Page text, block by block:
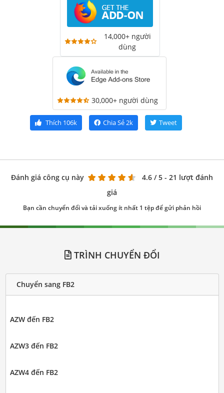
14,000+ người
dùng
30,000+ người dùng
Thích 106k Chia Sẻ2k Tweet
Đánh giá công cụ này 4.6 / 5 - 21 lượt đánh
giá
Bạn cần chuyển đổi và tải xuống ít nhất 1 tệp để gửi phản hồi
TRÌNH CHUYỂN ĐỔI
Chuyển sang FB2
AZW đến FB2
AZW3 đến FB2
AZW4 đến FB2